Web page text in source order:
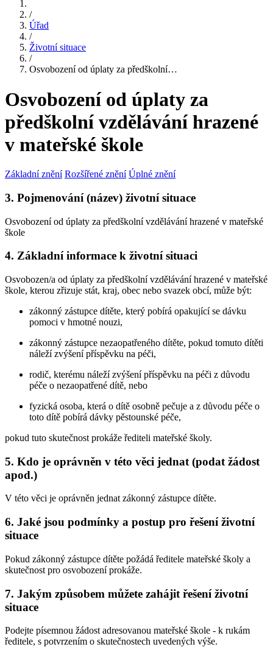
/
Úřad
/
Životní situace
/
Osvobození od úplaty za předškolní…
Osvobození od úplaty za
předškolní vzdělávání hrazené
v mateřské škole
Základní znění Rozšířené znění Úplné znění
3. Pojmenování (název) životní situace
Osvobození od úplaty za předškolní vzdělávání hrazené v mateřské
škole
4. Základní informace k životní situaci
Osvobozen/a od úplaty za předškolní vzdělávání hrazené v mateřské
škole, kterou zřizuje stát, kraj, obec nebo svazek obcí, může být:
zákonný zástupce dítěte, který pobírá opakující se dávku
pomoci v hmotné nouzi,
zákonný zástupce nezaopatřeného dítěte, pokud tomuto dítěti
náleží zvýšení příspěvku na péči,
rodič, kterému náleží zvýšení příspěvku na péči z důvodu
péče o nezaopatřené dítě, nebo
fyzická osoba, která o dítě osobně pečuje a z důvodu péče o
toto dítě pobírá dávky pěstounské péče,
pokud tuto skutečnost prokáže řediteli mateřské školy.
5. Kdo je oprávněn v této věci jednat (podat žádost
apod.)
V této věci je oprávněn jednat zákonný zástupce dítěte.
6. Jaké jsou podmínky a postup pro řešení životní
situace
Pokud zákonný zástupce dítěte požádá ředitele mateřské školy a
skutečnost pro osvobození prokáže.
7. Jakým způsobem můžete zahájit řešení životní
situace
Podejte písemnou žádost adresovanou mateřské škole - k rukám
ředitele, s potvrzením o skutečnostech uvedených výše.